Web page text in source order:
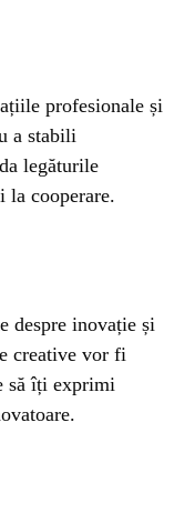
profesionale și
a stabili
legăturile
la cooperare.
despre inovație și
creative vor fi
să îți exprimi